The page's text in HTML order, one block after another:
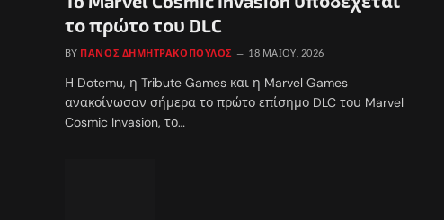
το πρώτο του DLC
BY ΠΆΝΟΣ ΔΗΜΗΤΡΑΚΌΠΟΥΛΟΣ 18 ΜΑΪ́ΟΥ, 2026
Η Dotemu, η Tribute Games και η Marvel Games
ανακοίνωσαν σήμερα το πρώτο επίσημο DLC του Marvel
Cosmic Invasion, το…